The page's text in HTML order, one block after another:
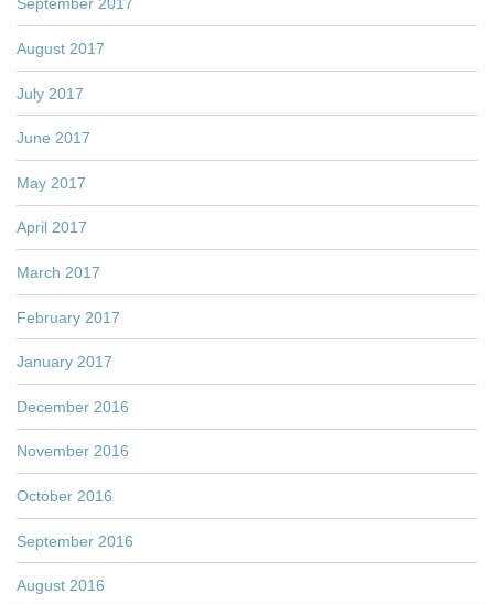
September 2017
August 2017
July 2017
June 2017
May 2017
April 2017
March 2017
February 2017
January 2017
December 2016
November 2016
October 2016
September 2016
August 2016